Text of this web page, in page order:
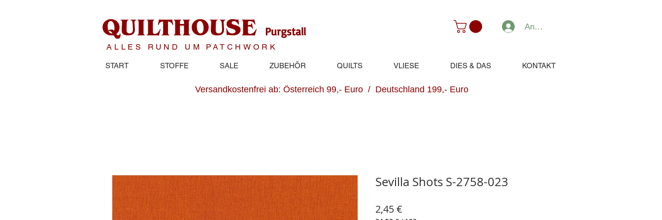
QUILTHOUSE Purgstall
ALLES RUND UM PATCHWORK
Anmelden
START STOFFE SALE ZUBEHÖR QUILTS VLIESE DIES & DAS KONTAKT
Versandkostenfrei ab: Österreich 99,- Euro / Deutschland 199,- Euro
Sevilla Shots S-2758-023
2,45 €